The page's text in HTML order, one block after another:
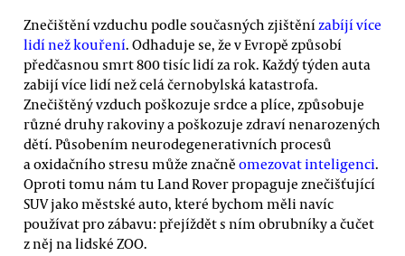
Znečištění vzduchu podle současných zjištěnízabíjí více
lidí než kouření. Odhaduje se, že v Evropě způsobí
předčasnou smrt 800 tisíc lidí za rok. Každý týden auta
zabijí více lidí než celá černobylská katastrofa.
Znečištěný vzduch poškozuje srdce a plíce, způsobuje
různé druhy rakoviny a poškozuje zdraví nenarozených
dětí. Působením neurodegenerativních procesů
a oxidačního stresu může značně omezovat inteligenci.
Oproti tomu nám tu Land Rover propaguje znečišťující
SUV jako městské auto, které bychom měli navíc
používat pro zábavu: přejíždět s ním obrubníky a čučet
z něj na lidské ZOO.